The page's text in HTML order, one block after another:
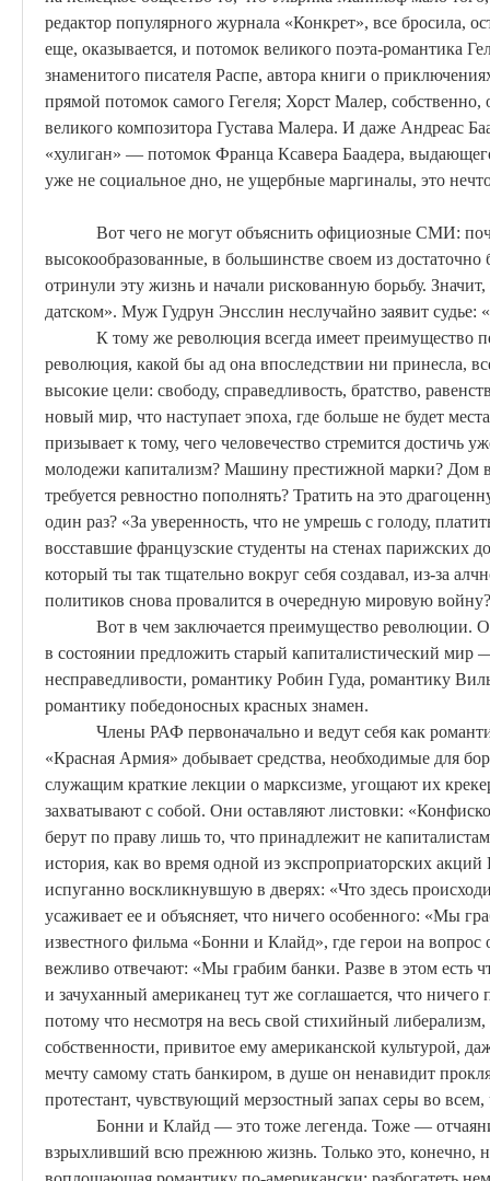
редактор популярного журнала «Конкрет», все бросила,
еще, оказывается, и потомок великого поэта-романтика
знаменитого писателя Распе, автора книги о
прямой потомок самого Гегеля; Хорст Малер,
великого композитора Густава Малера. И даже Андреас
«хулиган» — потомок Франца Ксавера Баадера,
уже не социальное дно, не ущербные маргиналы, это
Вот чего не могут объяснить официозные СМИ:
высокообразованные, в большинстве своем из
отринули эту жизнь и начали рискованную борьбу.
датском». Муж Гудрун Энсслин неслучайно заявит судье:
К тому же революция всегда имеет преимущество
революция, какой бы ад она впоследствии ни принесла,
высокие цели: свободу, справедливость, братство,
новый мир, что наступает эпоха, где больше не будет
призывает к тому, чего человечество стремится достичь
молодежи капитализм? Машину престижной марки? Дом
требуется ревностно пополнять? Тратить на это
один раз? «За уверенность, что не умрешь с голоду,
восставшие французские студенты на стенах парижских
который ты так тщательно вокруг себя создавал, из-за
политиков снова провалится в очередную мировую войну?
Вот в чем заключается преимущество революции.
в состоянии предложить старый капиталистический
несправедливости, романтику Робин Гуда, романтику
романтику победоносных красных знамен.
Члены РАФ первоначально и ведут себя как
«Красная Армия» добывает средства, необходимые для
служащим краткие лекции о марксизме, угощают их
захватывают с собой. Они оставляют листовки:
берут по праву лишь то, что принадлежит не
история, как во время одной из экспроприаторских
испуганно воскликнувшую в дверях: «Что здесь
усаживает ее и объясняет, что ничего особенного: «Мы
известного фильма «Бонни и Клайд», где герои на
вежливо отвечают: «Мы грабим банки. Разве в этом есть
и зачуханный американец тут же соглашается, что ничего
потому что несмотря на весь свой стихийный
собственности, привитое ему американской культурой,
мечту самому стать банкиром, в душе он ненавидит
протестант, чувствующий мерзостный запах серы во
Бонни и Клайд — это тоже легенда. Тоже —
взрыхливший всю прежнюю жизнь. Только это, конечно,